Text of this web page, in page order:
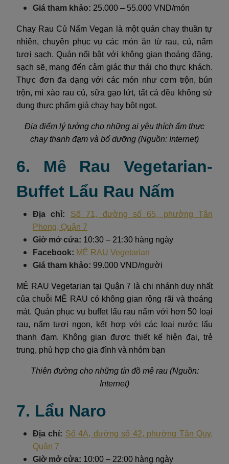
Giá tham khảo: 25.000 – 55.000 VND/món
Chay Rau Củ Nấm Vegan là một quán chay thuần tự
nhiên, chuyên phục vụ các món ăn từ rau, củ, nấm
tươi sạch. Quán nổi bật với không gian thoáng đãng,
sạch sẽ, mang đến cảm giác thư thái cho thực khách.
Thực đơn đa dạng với các món như cơm trộn, bún
trộn, mì xào rau củ, sữa gạo lứt, tất cả đều không sử
dụng thực phẩm giả chay hay bột ngọt.
Địa điểm lý tưởng cho những ai yêu thích ẩm thực
chay thanh đạm và bổ dưỡng (Nguồn: Internet)
6. Mê Rau Vegetarian-
Buffet Lẩu Rau Nấm
Địa chỉ:
Số 71, đường số 65, phường Tân
Phong, Quận 7
Giờ mở cửa: 10:30 – 21:30 hàng ngày
Facebook: MÊ RAU Vegetarian
Giá tham khảo: 99.000 VND/người
MÊ RAU Vegetarian tại Quận 7 là chi nhánh duy nhất
của chuỗi MÊ RAU có không gian rộng rãi và thoáng
mát. Quán phục vụ buffet lẩu rau nấm với hơn 50 loại
rau, nấm tươi ngon, kết hợp với các loại nước lẩu
thanh đạm. Không gian được thiết kế hiện đại, trẻ
trung, phù hợp cho gia đình và nhóm bạn
Thiên đường cho những tín đồ mê rau (Nguồn:
Internet)
7. Lẩu Naro
Địa chỉ: Số 4A, đường số 42, phường Tân Quy,
Quận 7
Giờ mở cửa: 10:00 – 22:00 hàng ngày